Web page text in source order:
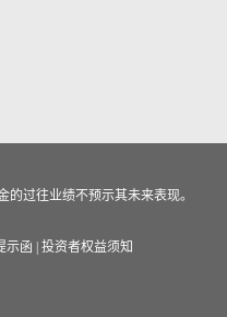
过往业绩不预示其未来表现。
示函
投资者权益须知